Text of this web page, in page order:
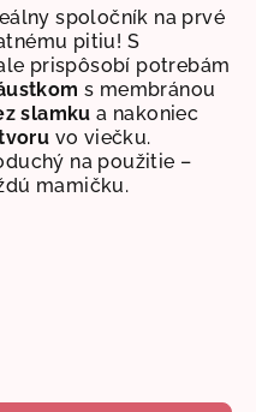
spoločník na prvé
pitiu! S
prispôsobí potrebám
s membránou
slamku a nakoniec
vo viečku.
na použitie –
mamičku.